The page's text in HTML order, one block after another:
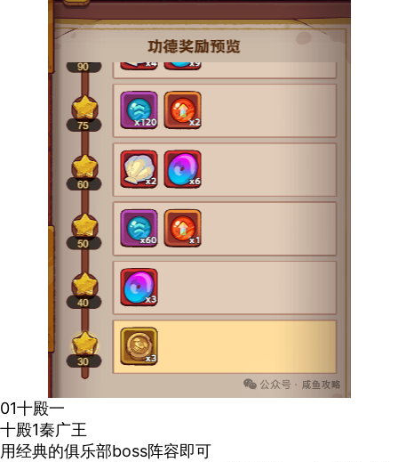
01十殿一
十殿1秦广王
用经典的俱乐部boss阵容即可